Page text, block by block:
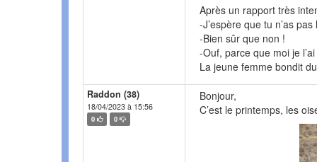
Après un rapport très
-J’espère que tu n’as
-Bien sûr que non !
-Ouf, parce que moi je
La jeune femme bondit
Raddon (38)
18/04/2023 à 15:56
0 0
Bonjour,
C’est le printemps, les